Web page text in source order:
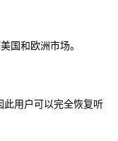
国和欧洲市场。
此用户可以完全恢复听